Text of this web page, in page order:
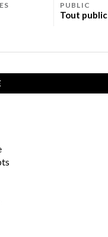
PUBLIC
Tout public